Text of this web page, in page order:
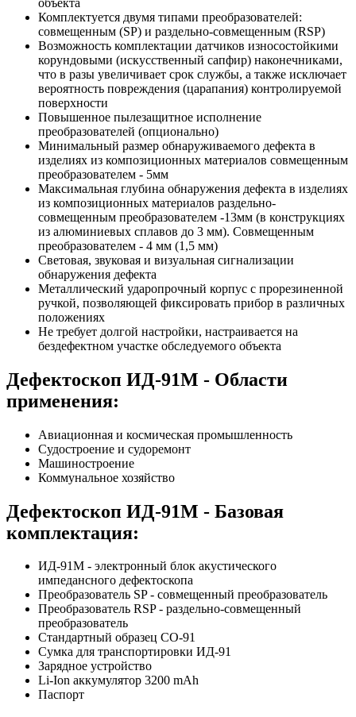
Комплектуется двумя типами преобразователей:
совмещенным (SP) и раздельно-совмещенным (RSP)
Возможность комплектации датчиков износостойкими
корундовыми (искусственный сапфир) наконечниками,
что в разы увеличивает срок службы, а также исключает
вероятность повреждения (царапания) контролируемой
поверхности
Повышенное пылезащитное исполнение
преобразователей (опционально)
Минимальный размер обнаруживаемого дефекта в
изделиях из композиционных материалов совмещенным
преобразователем - 5мм
Максимальная глубина обнаружения дефекта в изделиях
из композиционных материалов раздельно-
совмещенным преобразователем -13мм (в конструкциях
из алюминиевых сплавов до 3 мм). Совмещенным
преобразователем - 4 мм (1,5 мм)
Световая, звуковая и визуальная сигнализации
обнаружения дефекта
Металлический ударопрочный корпус с прорезиненной
ручкой, позволяющей фиксировать прибор в различных
положениях
Не требует долгой настройки, настраивается на
бездефектном участке обследуемого объекта
Дефектоскоп ИД-91М - Области
применения:
Авиационная и космическая промышленность
Судостроение и судоремонт
Машиностроение
Коммунальное хозяйство
Дефектоскоп ИД-91М - Базовая
комплектация:
ИД-91М - электронный блок акустического
импедансного дефектоскопа
Преобразователь SP - совмещенный преобразователь
Преобразователь RSP - раздельно-совмещенный
преобразователь
Стандартный образец СО-91
Сумка для транспортировки ИД-91
Зарядное устройство
Li-Ion аккумулятор 3200 mAh
Паспорт